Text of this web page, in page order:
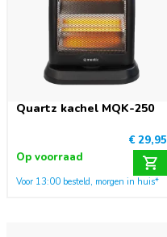
Quartz kachel MQK-250
€ 29,95
Op voorraad
Voor 13:00 besteld, morgen in huis*